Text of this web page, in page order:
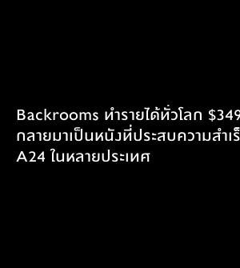
Backrooms ทำรายได้ทั่วโลก
กลายมาเป็นหนังที่ประสบความสำ
A24 ในหลายประเทศ